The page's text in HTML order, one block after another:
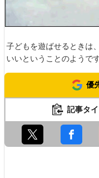
子どもを遊ばせるときは
いいということのようです
優
記事タ